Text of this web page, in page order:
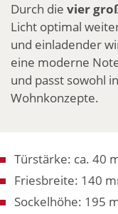
Durch die vier
Licht optimal
und einladender
eine moderne
und passt sowohl
Wohnkonzepte.
Türstärke: ca. 40
Friesbreite: 140
Sockelhöhe: 195